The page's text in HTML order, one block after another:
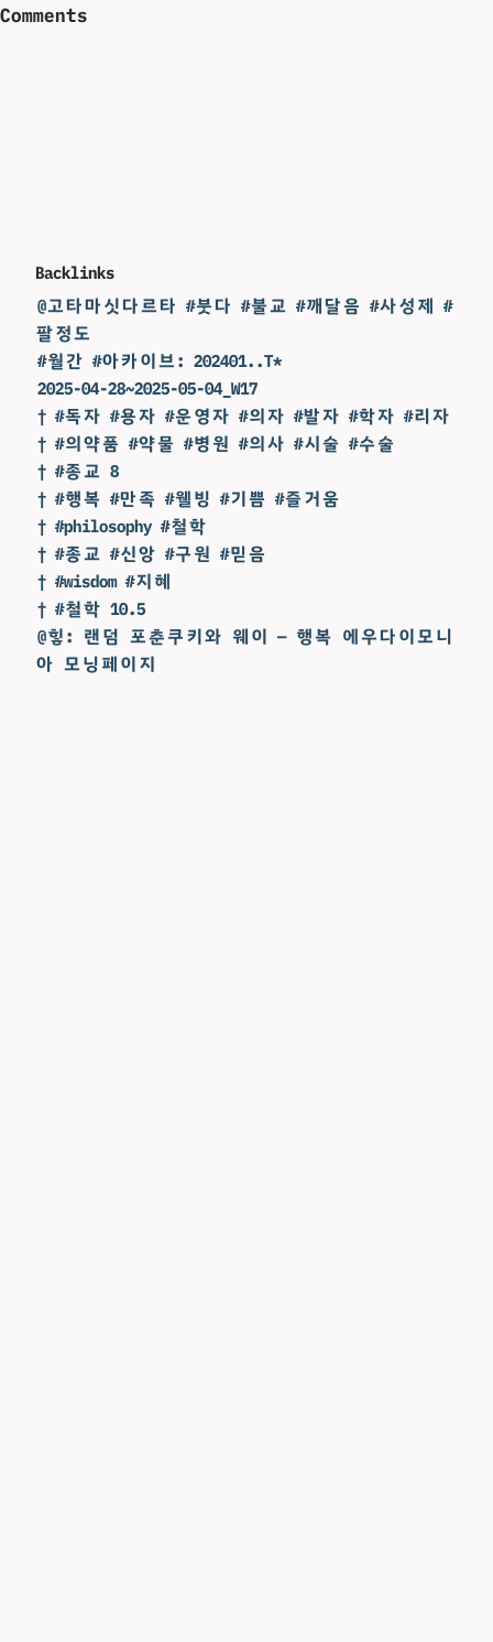
Comments
Backlinks
@고타마싯다르타 #붓다 #불교 #깨달음 #사성제 #
팔정도
#월간 #아카이브: 202401..T*
2025-04-28~2025-05-04_W17
† #독자 #용자 #운영자 #의자 #발자 #학자 #리자
† #의약품 #약물 #병원 #의사 #시술 #수술
† #종교 8
† #행복 #만족 #웰빙 #기쁨 #즐거움
† #philosophy #철학
† #종교 #신앙 #구원 #믿음
† #wisdom #지혜
† #철학 10.5
@힣: 랜덤 포춘쿠키와 웨이 — 행복 에우다이모니
아 모닝페이지